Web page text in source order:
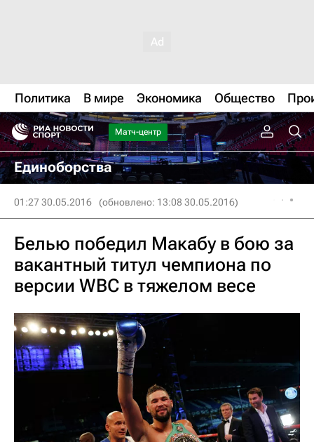
Политика В мире Экономика Общество
Матч-центр
Единоборства
01:27 30.05.2016 (обновлено: 13:08 30.05.2016)
Белью победил Макабу в бою за
вакантный титул чемпиона по
версии WBC в тяжелом весе